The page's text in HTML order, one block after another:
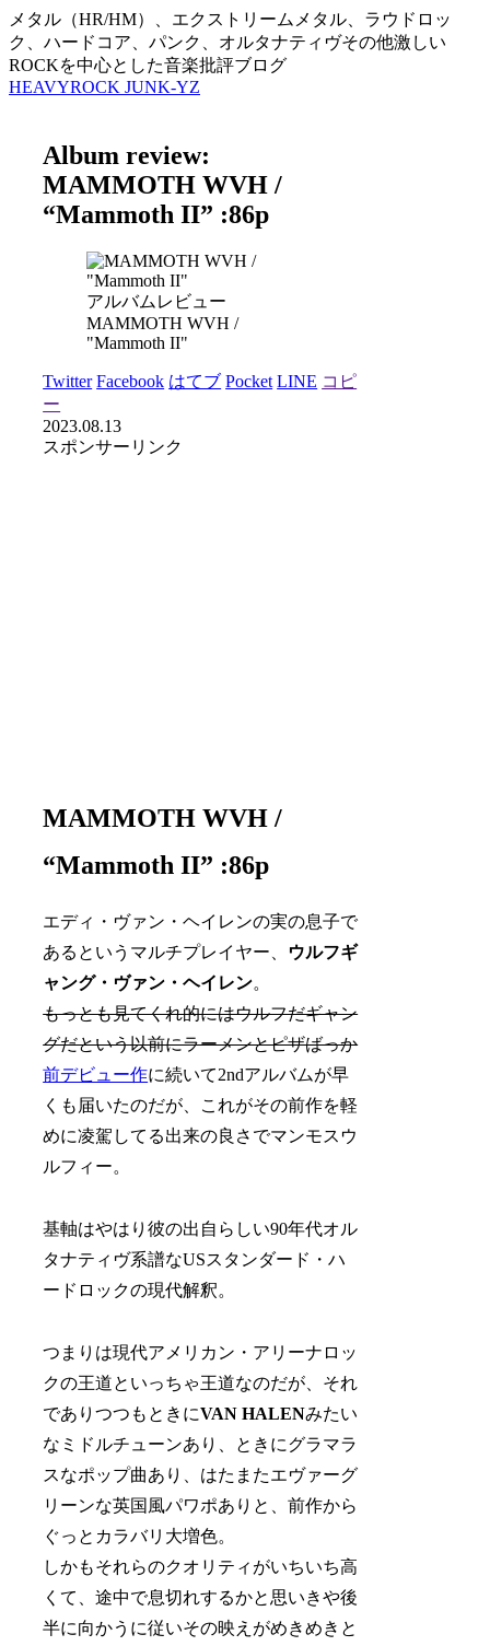
メタル（HR/HM）、エクストリームメタル、ラウドロッ
ク、ハードコア、パンク、オルタナティヴその他激しい
ROCKを中心とした音楽批評ブログ
HEAVYROCK JUNK-YZ
Album review:
MAMMOTH WVH /
“Mammoth II” :86p
アルバムレビュー
MAMMOTH WVH /
"Mammoth II"
Twitter Facebook はてブ Pocket LINE コピ
ー
2023.08.13
スポンサーリンク
MAMMOTH WVH /
“Mammoth II” :86p
エディ・ヴァン・ヘイレンの実の息子で
あるというマルチプレイヤー、
ウルフギ
ャング・ヴァン・ヘイレン。
もっとも見てくれ的にはウルフだギャン
グだという以前にラーメンとピザばっか
前デビュー作に続いて2ndアルバムが早
くも届いたのだが、これがその前作を軽
めに凌駕してる出来の良さでマンモスウ
ルフィー。
基軸はやはり彼の出自らしい90年代オル
タナティヴ系譜なUSスタンダード・ハ
ードロックの現代解釈。
つまりは現代アメリカン・アリーナロッ
クの王道といっちゃ王道なのだが、それ
でありつつもときにVAN HALENみたい
なミドルチューンあり、ときにグラマラ
スなポップ曲あり、はたまたエヴァーグ
リーンな英国風パワポありと、前作から
ぐっとカラバリ大増色。
しかもそれらのクオリティがいちいち高
くて、途中で息切れするかと思いきや後
半に向かうに従いその映えがめきめきと